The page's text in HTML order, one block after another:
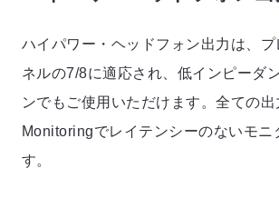
ハイパワー・ヘッドフォン出力は、
ネルの7/8に適応され、低インピーダ
ンでもご使用いただけます。全ての
Monitoringでレイテンシーのないモニ
す。